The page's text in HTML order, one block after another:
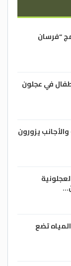
“فرسان
في عجلون
والأجانب يزورون
تضع